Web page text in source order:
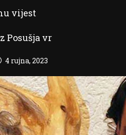
vijest
Posušja vr
4 rujna, 2023